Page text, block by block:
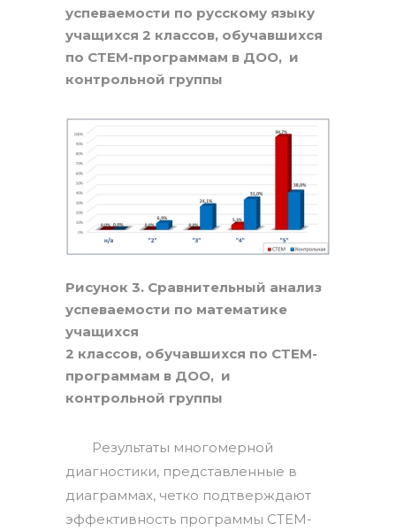
успеваемости по русскому языку
учащихся 2 классов, обучавшихся
по СТЕМ-программам в ДОО, и
контрольной группы
Рисунок 3. Сравнительный анализ
успеваемости по математике
учащихся
2 классов, обучавшихся по СТЕМ-
программам в ДОО, и
контрольной группы
Результаты многомерной
диагностики, представленные в
диаграммах, четко подтверждают
эффективность программы СТЕМ-